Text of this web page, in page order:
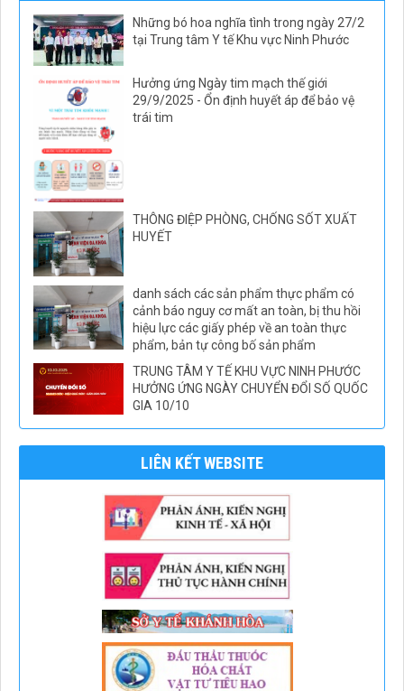
Những bó hoa nghĩa tình trong ngày 27/2
tại Trung tâm Y tế Khu vực Ninh Phước
Hưởng ứng Ngày tim mạch thế giới
29/9/2025 - Ổn định huyết áp để bảo vệ
trái tim
THÔNG ĐIỆP PHÒNG, CHỐNG SỐT XUẤT
HUYẾT
danh sách các sản phẩm thực phẩm có
cảnh báo nguy cơ mất an toàn, bị thu hồi
hiệu lực các giấy phép về an toàn thực
phẩm, bản tự công bố sản phẩm
TRUNG TÂM Y TẾ KHU VỰC NINH PHƯỚC
HƯỞNG ỨNG NGÀY CHUYỂN ĐỔI SỐ QUỐC
GIA 10/10
LIÊN KẾT WEBSITE